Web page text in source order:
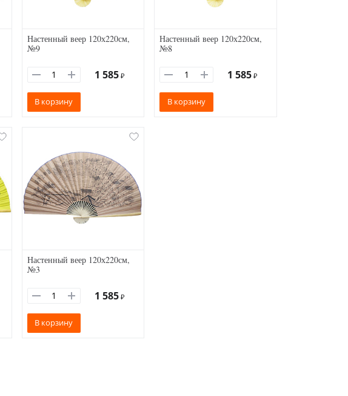
Настенный веер 120х220см,
№9
1 585 ₽
В корзину
Настенный веер 120х220см,
№8
1 585 ₽
В корзину
Настенный веер 120х220см,
№3
1 585 ₽
В корзину